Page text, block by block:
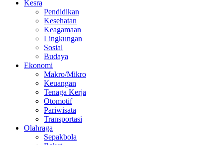
Kesra
Pendidikan
Kesehatan
Keagamaan
Lingkungan
Sosial
Budaya
Ekonomi
Makro/Mikro
Keuangan
Tenaga Kerja
Otomotif
Pariwisata
Transportasi
Olahraga
Sepakbola